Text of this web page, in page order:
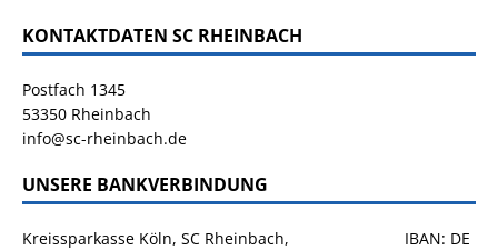
KONTAKTDATEN SC RHEINBACH
Postfach 1345
53350 Rheinbach
info@sc-rheinbach.de
UNSERE BANKVERBINDUNG
Kreissparkasse Köln, SC Rheinbach, IBAN: DE